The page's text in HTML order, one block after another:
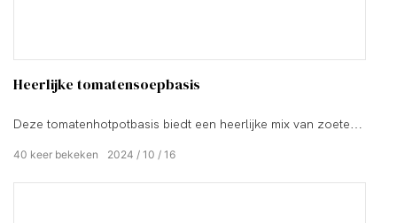
Heerlijke tomatensoepbasis
Deze tomatenhotpotbasis biedt een heerlijke mix van zoete
fluweelachtig, en de felrode tint is werkelijk smakelijk. Het is
een fantastische optie voor je volgende hotpotmaaltijd.
2024 10 16
40 keer bekeken